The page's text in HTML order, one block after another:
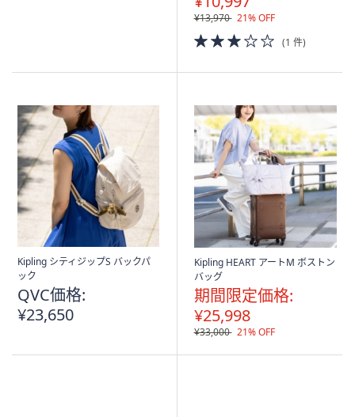
¥13,970 21% OFF
3.0
of
(1 件)
Kipling シティジップS バックパ
ック
QVC価格:
¥23,650
Kipling HEART アートM ボストン
バッグ
期間限定価格:
¥25,998
¥33,000 21% OFF